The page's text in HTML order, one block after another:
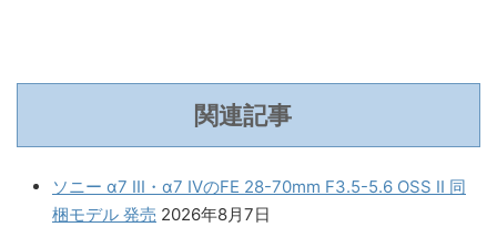
関連記事
ソニー α7 III・α7 IVのFE 28-70mm F3.5-5.6 OSS II 同
梱モデル 発売 2026年8月7日